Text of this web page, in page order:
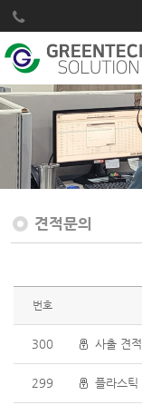
견적문의
번호
300 사출 견
299 플라스틱